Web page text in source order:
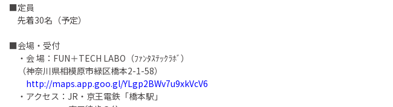
■定員
先着30名（予定）
■会場・受付
・会 場：FUN＋TECH LABO（ﾌｧﾝﾀｽﾃｯｸﾗﾎﾞ）
（神奈川県相模原市緑区橋本2-1-58）
http://maps.app.goo.gl/YLgp2BWv7u9xkVcV6
・アクセス：JR・京王電鉄「橋本駅」